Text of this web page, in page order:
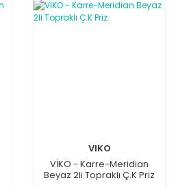
VIKO
VİKO - Karre-Meridian
Beyaz 2li Topraklı Ç.K Priz